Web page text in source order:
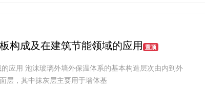
构成及在建筑节能领域的应用 置顶
应用 泡沫玻璃外墙外保温体系的基本构造层次由内到外
层，其中抹灰层主要用于墙体基